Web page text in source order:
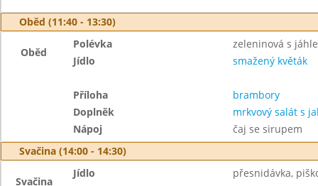
Oběd (11:40 - 13:30)
Oběd
Polévka
zeleninová s
Jídlo
smažený květák
Příloha
brambory
Doplněk
mrkvový salát s
Nápoj
čaj se sirupem
Svačina (14:00 - 14:30)
Svačina
Jídlo přesnidávka,